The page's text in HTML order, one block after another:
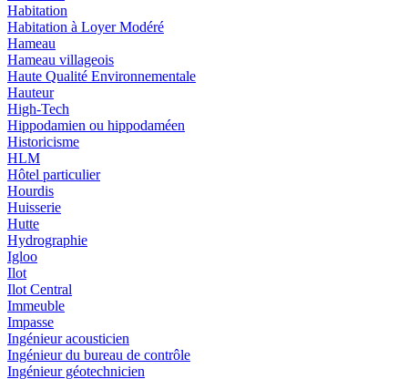
Habitation
Habitation à Loyer Modéré
Hameau
Hameau villageois
Haute Qualité Environnementale
Hauteur
High-Tech
Hippodamien ou hippodaméen
Historicisme
HLM
Hôtel particulier
Hourdis
Huisserie
Hutte
Hydrographie
Igloo
Ilot
Ilot Central
Immeuble
Impasse
Ingénieur acousticien
Ingénieur du bureau de contrôle
Ingénieur géotechnicien